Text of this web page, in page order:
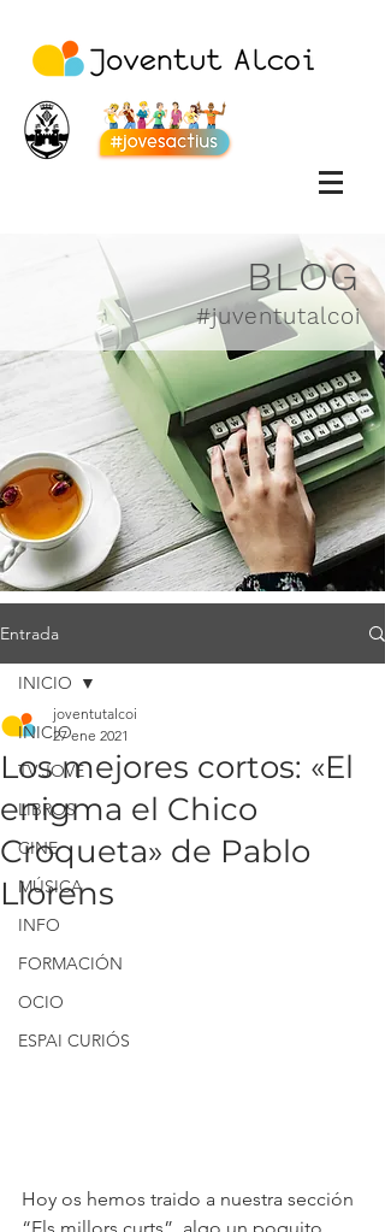
BLOG
#juventutalcoi
Entrada
INICIO
TV JOVE
LIBROS
CINE
MÚSICA
INFO
FORMACIÓN
OCIO
ESPAI CURIÓS
INICIO
Los mejores cortos: «El
enigma el Chico
Croqueta» de Pablo
Llorens
joventutalcoi
27 ene 2021
Hoy os hemos traido a nuestra sección